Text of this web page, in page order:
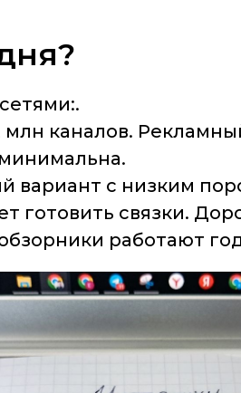
млн каналов.
вариант с низким
готовить связки.
работают